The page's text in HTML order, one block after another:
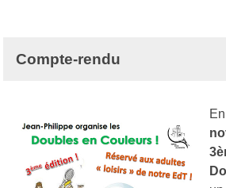
Compte-rendu